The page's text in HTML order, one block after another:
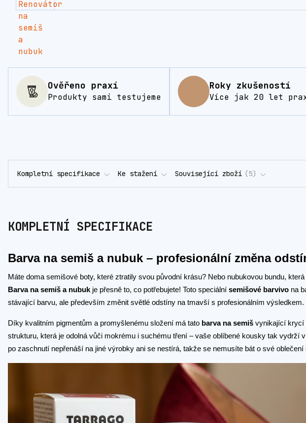
Ověřeno praxí
Produkty sami testujeme
Roky zkušeností
Více jak 20 let
Kompletní specifikace Ke stažení Související zboží 5
KOMPLETNÍ SPECIFIKACE
Barva na semiš a nubuk – profesionální změna
Máte doma semišové boty, které ztratily svou původní krásu? Nebo nubukovou bundu,
Barva na semiš a nubuk je přesně to, co potřebujete! Toto speciální semišové barvivo na
stávající barvu, ale především změnit světlé odstíny na tmavší s profesionálním výsledkem.
Díky kvalitním pigmentům a promyšlenému složení má tato barva na semiš vynikající krycí
strukturu, která je odolná vůči mokrému i suchému tření – vaše oblíbené kousky tak vydrží
po zaschnutí nepřenáší na jiné výrobky ani se nestírá, takže se nemusíte bát o své oblečení